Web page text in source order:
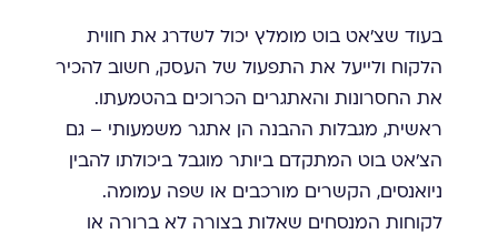
בעוד שצ'אט בוט מומלץ יכול לשדרג את חווית
הלקוח ולייעל את התפעול של העסק, חשוב להכיר
את החסרונות והאתגרים הכרוכים בהטמעתו.
ראשית, מגבלות ההבנה הן אתגר משמעותי – גם
הצ'אט בוט המתקדם ביותר מוגבל ביכולתו להבין
ניואנסים, הקשרים מורכבים או שפה עמומה.
לקוחות המנסחים שאלות בצורה לא ברורה או